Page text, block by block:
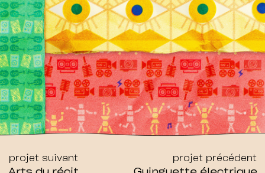
projet suivant projet précédent